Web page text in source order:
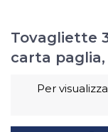
Tovagliette
carta paglia,
Per